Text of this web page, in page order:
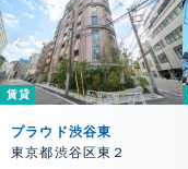
賃貸
プラウド渋谷東
東京都渋谷区東２